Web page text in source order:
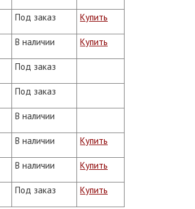
Под заказ Купить
В наличии Купить
Под заказ
Под заказ
В наличии
В наличии Купить
В наличии Купить
Под заказ Купить